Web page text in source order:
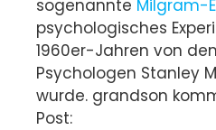
sogenannte Milgram-
psychologisches
1960er-Jahren von
Psychologen Stanley
wurde. grandson
Post: